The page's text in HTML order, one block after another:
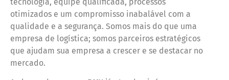
otimizados e um compromisso inabalável com a
qualidade e a segurança. Somos mais do que uma
empresa de logística; somos parceiros estratégicos
que ajudam sua empresa a crescer e se destacar no
mercado.